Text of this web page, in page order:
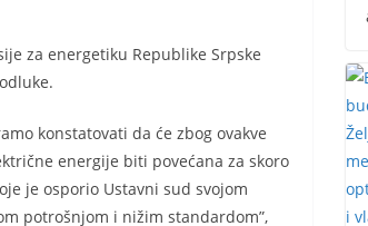
za energetiku Republike Srpske
konstatovati da će zbog ovakve
energije biti povećana za skoro
je osporio Ustavni sud svojom
potrošnjom i nižim standardom”,